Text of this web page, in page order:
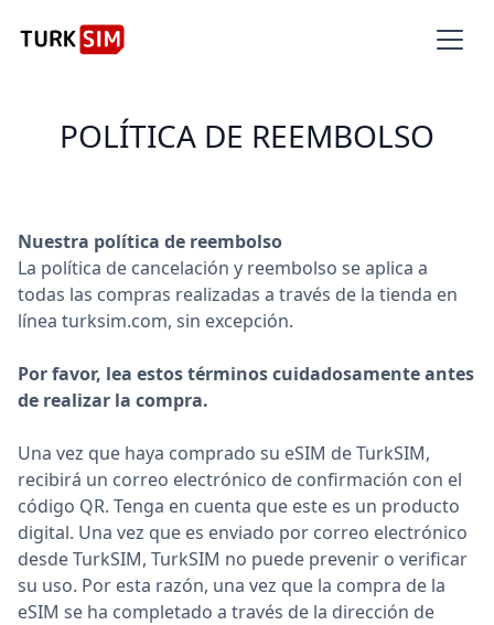
POLÍTICA DE REEMBOLSO
Nuestra política de reembolso
La política de cancelación y reembolso se aplica a
todas las compras realizadas a través de la tienda en
línea turksim.com, sin excepción.
Por favor, lea estos términos cuidadosamente antes
de realizar la compra.
Una vez que haya comprado su eSIM de TurkSIM,
recibirá un correo electrónico de confirmación con el
código QR. Tenga en cuenta que este es un producto
digital. Una vez que es enviado por correo electrónico
desde TurkSIM, TurkSIM no puede prevenir o verificar
su uso. Por esta razón, una vez que la compra de la
eSIM se ha completado a través de la dirección de